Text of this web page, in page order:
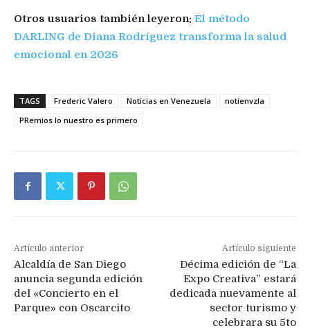
Otros usuarios también leyeron: El método
DARLING de Diana Rodríguez transforma la salud
emocional en 2026
TAGS Frederic Valero Noticias en Venezuela
notienvzla
PRemios lo nuestro es primero
Artículo anterior
Alcaldía de San Diego
anuncia segunda edición
del «Concierto en el
Parque» con Oscarcito
Artículo siguiente
Décima edición de “La
Expo Creativa” estará
dedicada nuevamente al
sector turismo y
celebrara su 5to